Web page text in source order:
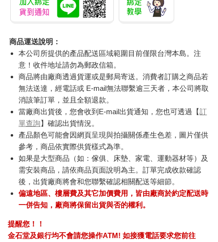
商品運送說明：
本公司所提供的產品配送區域範圍目前僅限台灣本島。注
意！收件地址請勿為郵政信箱。
商品將由廠商透過貨運或是郵局寄送。消費者訂購之商品若
無法送達，經電話或 E-mail無法聯繫逾三天者，本公司將取
消該筆訂單，並且全額退款。
當廠商出貨後，您會收到E-mail出貨通知，您也可透過【訂
單查詢】確認出貨情況。
產品顏色可能會因網頁呈現與拍攝關係產生色差，圖片僅供
參考，商品依實際供貨樣式為準。
如果是大型商品（如：傢俱、床墊、家電、運動器材等）及
需安裝商品，請依商品頁面說明為主。訂單完成收款確認
後，出貨廠商將會和您聯繫確認相關配送等細節。
偏遠地區、樓層費及其它加價費用，皆由廠商於約定配送時
一併告知，廠商將保留出貨與否的權利。
提醒您！！
金石堂及銀行均不會請您操作ATM! 如接獲電話要求您前往